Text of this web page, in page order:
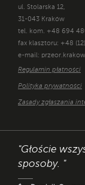
ul. Stolarska 12,
31-043 Kraków
tel. kom. +48 694
fax klasztoru: +48
e-mail:
Regulamin płatności
Polityka prywatności
Zasady zgłaszania
"Głoście
sposoby. "